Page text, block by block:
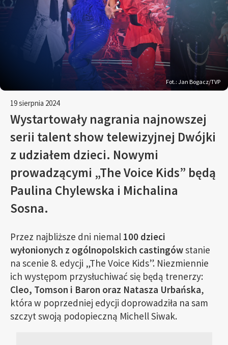
Fot.: Jan Bogacz/TVP
19 sierpnia 2024
Wystartowały nagrania najnowszej
serii talent show telewizyjnej Dwójki
z udziałem dzieci. Nowymi
prowadzącymi „The Voice Kids” będą
Paulina Chylewska i Michalina
Sosna.
Przez najbliższe dni niemal 100 dzieci
wyłonionych z ogólnopolskich castingówstanie
na scenie 8. edycji „The Voice Kids”. Niezmiennie
ich występom przysłuchiwać się będą trenerzy:
Cleo, Tomson i Baron oraz Natasza Urbańska,
która w poprzedniej edycji doprowadziła na sam
szczyt swoją podopieczną Michell Siwak.